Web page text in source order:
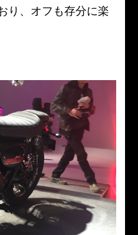
り、オフも存分に楽